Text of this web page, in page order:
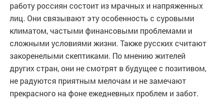
работу россиян состоит из мрачных и напряженных
лиц. Они связывают эту особенность с суровыми
климатом, частыми финансовыми проблемами и
сложными условиями жизни. Также русских считают
закоренелыми скептиками. По мнению жителей
других стран, они не смотрят в будущее с позитивом,
не радуются приятным мелочам и не замечают
прекрасного на фоне ежедневных проблем и забот.